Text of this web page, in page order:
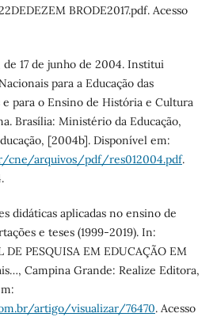
BRODE2017.pdf. Acesso
de 17 de junho de 2004. Institui
para a Educação das
e para o Ensino de História e Cultura
Brasília: Ministério da Educação,
[2004b]. Disponível em:
cne/arquivos/pdf/res012004.pdf.
didáticas aplicadas no ensino de
e teses (1999-2019). In:
PESQUISA EM EDUCAÇÃO EM
Campina Grande: Realize Editora,
artigo/visualizar/76470. Acesso